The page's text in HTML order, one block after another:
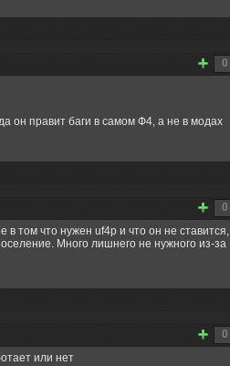
0
он правит баги в самом Ф4, а не в модах
0
в том что нужен uf4p и что он не ставится,
Много лишнего не нужного из-за
0
или нет